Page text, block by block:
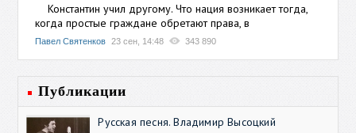
Константин учил другому. Что нация возникает тогда,
когда простые граждане обретают права, в
Павел Святенков 23 сен, 14:48 343 890
Публикации
Русская песня. Владимир Высоцкий